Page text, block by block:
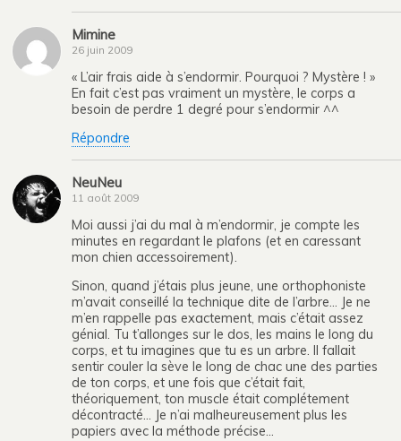
Mimine
26 juin 2009
« L’air frais aide à s’endormir. Pourquoi ? Mystère ! »
En fait c’est pas vraiment un mystère, le corps a
besoin de perdre 1 degré pour s’endormir ^^
Répondre
NeuNeu
11 août 2009
Moi aussi j’ai du mal à m’endormir, je compte les
minutes en regardant le plafons (et en caressant
mon chien accessoirement).
Sinon, quand j’étais plus jeune, une orthophoniste
m’avait conseillé la technique dite de l’arbre… Je ne
m’en rappelle pas exactement, mais c’était assez
génial. Tu t’allonges sur le dos, les mains le long du
corps, et tu imagines que tu es un arbre. Il fallait
sentir couler la sève le long de chac une des parties
de ton corps, et une fois que c’était fait,
théoriquement, ton muscle était complétement
décontracté… Je n’ai malheureusement plus les
papiers avec la méthode précise…